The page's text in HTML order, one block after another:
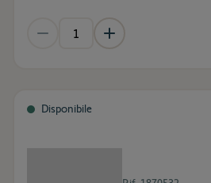
Disponibile